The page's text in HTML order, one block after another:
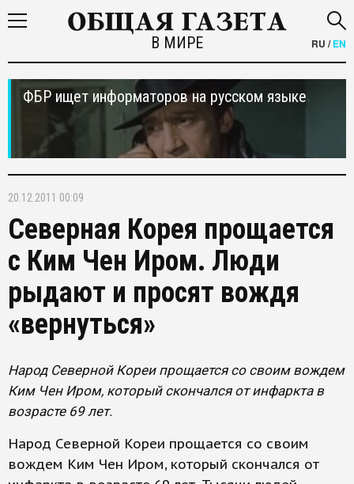
В МИРЕ RU /EN
ФБР ищет информаторов на русском языке
20.12.2011 00:09
Северная Корея прощается
с Ким Чен Иром. Люди
рыдают и просят вождя
«вернуться»
Народ Северной Кореи прощается со своим вождем
Ким Чен Иром, который скончался от инфаркта в
возрасте 69 лет.
Народ Северной Кореи прощается со своим
вождем Ким Чен Иром, который скончался от